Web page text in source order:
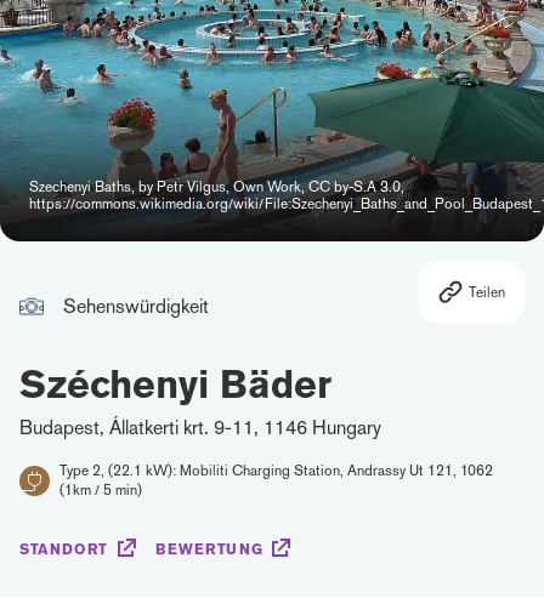
Sehenswürdigkeit
Teilen
Széchenyi Bäder
Budapest, Állatkerti krt. 9-11, 1146 Hungary
Type 2, (22.1 kW): Mobiliti Charging Station, Andrassy Ut 121, 1062
(1km / 5 min)
STANDORT BEWERTUNG
Szechenyi Baths, by Petr Vilgus, Own Work, CC by-S.A 3.0,
https://commons.wikimedia.org/wiki/